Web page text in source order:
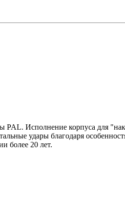
PAL. Исполнение корпуса для
удары благодаря
более 20 лет.